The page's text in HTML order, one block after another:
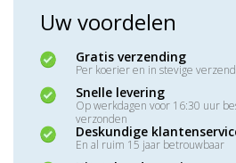
Uw voordelen
Gratis verzending
Per koerier en in stevige
Snelle levering
Op werkdagen voor 16:30 uur
verzonden
Deskundige
En al ruim 15 jaar betrouwbaar